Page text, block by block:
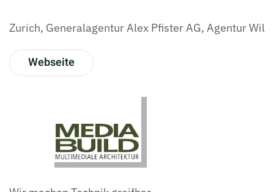
Zurich, Generalagentur Alex Pfister AG, Agentur Wil
Webseite